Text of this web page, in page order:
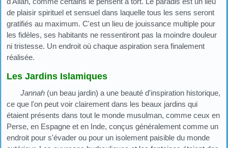
de plaisir spirituel et sensuel dans laquelle tous les sens seront
gratifiés au maximum. C'est un lieu de jouissance multiple pour
les fidèles, ses habitants ne ressentiront pas la moindre douleur
ni tristesse. Un endroit où chaque aspiration sera finalement
réalisée.
Les Jardins Islamiques
Jannah(un beau jardin) a une beauté d'inspiration historique,
ce que l'on peut voir clairement dans les beaux jardins qui
étaient présents dans tout le monde musulman, comme ceux en
Perse, en Espagne et en Inde, conçus généralement comme un
endroit pour s'évader ou pour un isolement paisible du monde